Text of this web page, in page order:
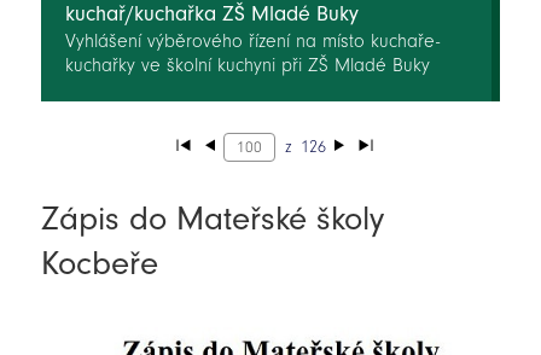
kuchař/kuchařka ZŠ Mladé Buky
Vyhlášení výběrového řízení na místo kuchaře-
kuchařky ve školní kuchyni při ZŠ Mladé Buky
z 126
Zápis do Mateřské školy
Kocbeře